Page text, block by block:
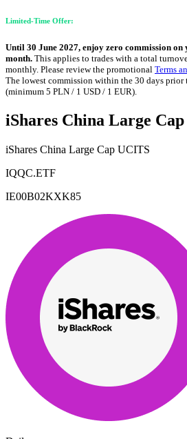
Limited-Time Offer:
Until 30 June 2027, enjoy zero commission
month. This applies to trades with a total
monthly. Please review the promotional Terms
The lowest commission within the 30 days prior
(minimum 5 PLN / 1 USD / 1 EUR).
iShares China Large
iShares China Large Cap UCITS
IQQC.ETF
IE00B02KXK85